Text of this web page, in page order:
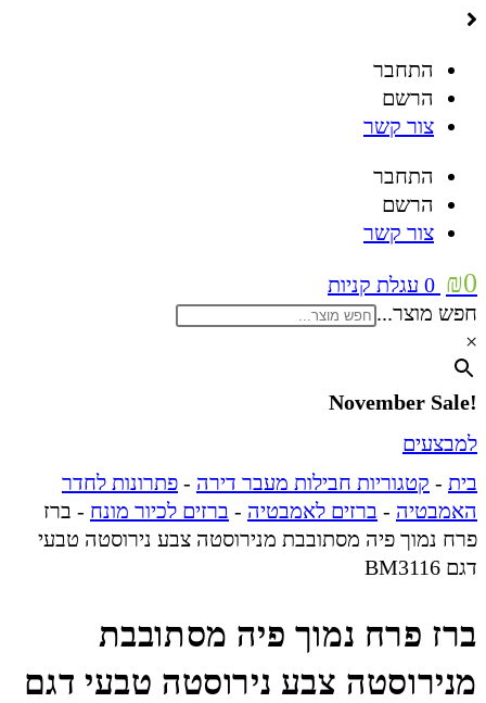
התחבר
הרשם
צור קשר
התחבר
הרשם
צור קשר
₪0
0 עגלת קניות
חפש מוצר...
×
!November Sale
למבצעים
בית - קטגוריות חבילות מעבר דירה - פתרונות לחדר
האמבטיה - ברזים לאמבטיה - ברזים לכיור מונח - ברז
פרח נמוך פיה מסתובבת מנירוסטה צבע נירוסטה טבעי
דגם BM3116
ברז פרח נמוך פיה מסתובבת
מנירוסטה צבע נירוסטה טבעי דגם